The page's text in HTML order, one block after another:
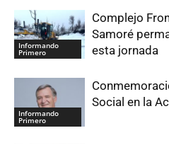
Informando
Primero
Complejo
Samoré
esta jornada
Informando
Primero
Social en la